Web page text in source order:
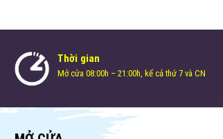
Thời gian
Mở cửa 08:00h – 21:00h, kể cả thứ 7 và CN